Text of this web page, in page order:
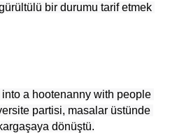
bir durumu tarif etmek
a hootenanny with people
partisi, masalar üstünde
dönüştü.